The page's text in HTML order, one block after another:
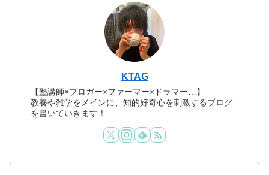
KTAG
【塾講師×ブロガー×ファーマー×ドラマー…】
教養や雑学をメインに、知的好奇心を刺激するブログ
を書いていきます！